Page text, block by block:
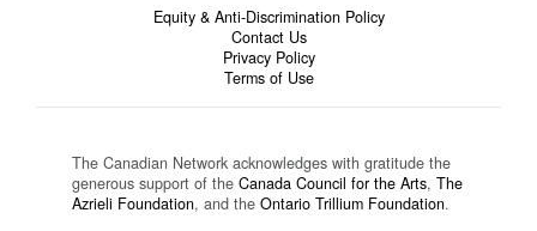
Equity & Anti-Discrimination Policy
Contact Us
Privacy Policy
Terms of Use
The Canadian Network acknowledges with gratitude the
generous support of the Canada Council for the Arts, The
Azrieli Foundation, and the Ontario Trillium Foundation.